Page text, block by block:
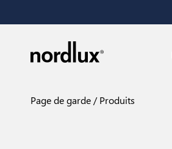
Page de garde Produits